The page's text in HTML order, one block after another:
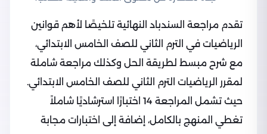
تقدم مراجعة السندباد النهائية تلخيصًا لأهم قوانين
الرياضيات في الترم الثاني للصف الخامس الابتدائي،
مع شرح مبسط لطريقة الحل وكذلك مراجعة شاملة
لمقرر الرياضيات الترم الثاني للصف الخامس الابتدائي.
حيث تشمل المراجعة 14 اختبارًا استرشاديًا شاملاً
تغطي المنهج بالكامل، إضافة إلى اختبارات مجابة